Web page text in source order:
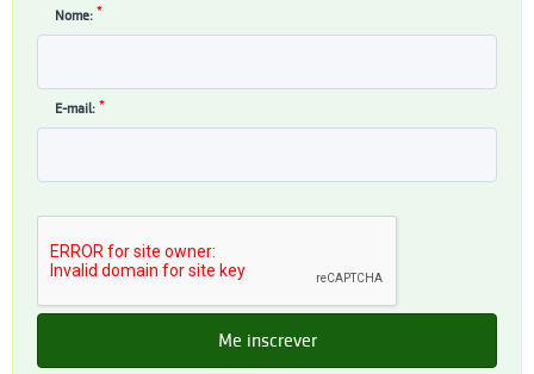
Nome: *
E-mail: *